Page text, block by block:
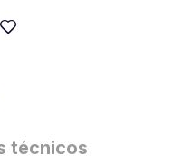
técnicos